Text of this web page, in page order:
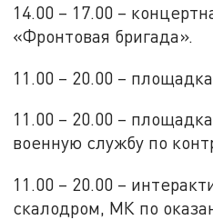
14.00 – 17.00 –
«Фронтовая бригада».
11.00 – 20.00 –
11.00 – 20.00 –
военную службу по
11.00 – 20.00 –
скалодром, МК по